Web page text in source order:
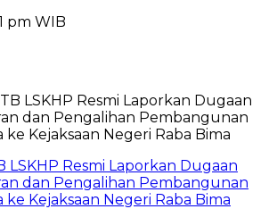
pm WIB
LSKHP Resmi Laporkan Dugaan
dan Pengalihan Pembangunan
ke Kejaksaan Negeri Raba Bima